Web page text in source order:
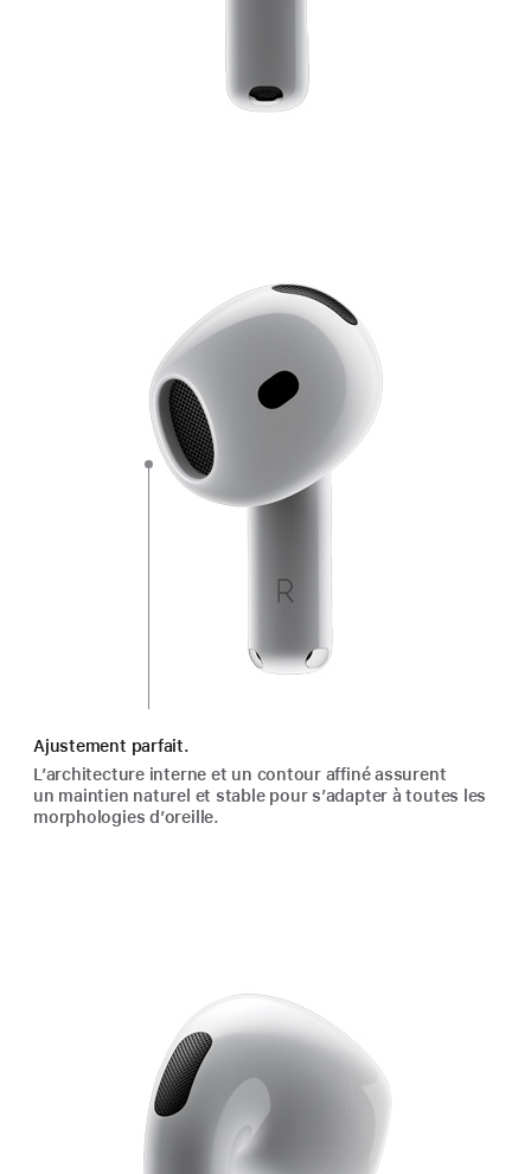
Ajustement parfait.
L’architecture interne et un contour affiné assurent
un maintien naturel et stable pour s’adapter à toutes les
morphologies d’oreille.